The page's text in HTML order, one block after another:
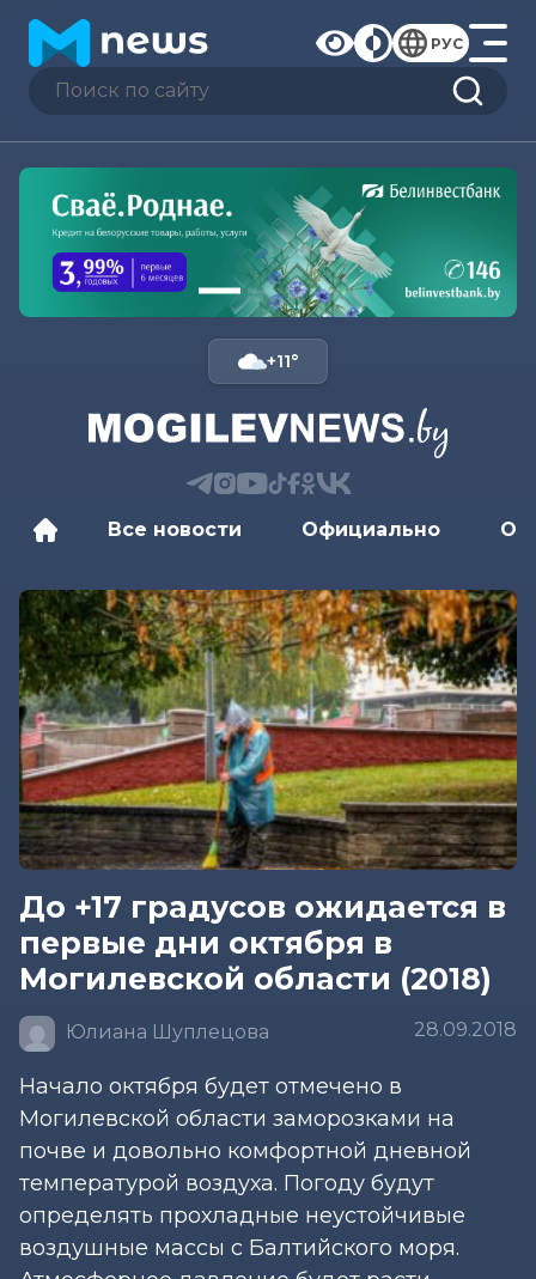
РУС
+11°
Все новости Официально
До +17 градусов ожидается в
первые дни октября в
Могилевской области (2018)
Юлиана Шуплецова 28.09.2018
Начало октября будет отмечено в
Могилевской области заморозками на
почве и довольно комфортной дневной
температурой воздуха. Погоду будут
определять прохладные неустойчивые
воздушные массы с Балтийского моря.